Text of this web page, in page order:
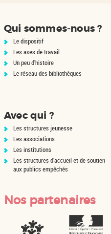
Qui sommes-nous ?
Le dispositif
Les axes de travail
Un peu d'histoire
Le réseau des bibliothèques
Avec qui ?
Les structures jeunesse
Les associations
Les institutions
Les structures d'accueil et de soutien
aux publics empêchés
Nos partenaires